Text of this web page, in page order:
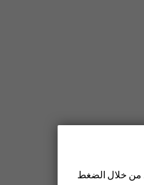
من خلال الضغط